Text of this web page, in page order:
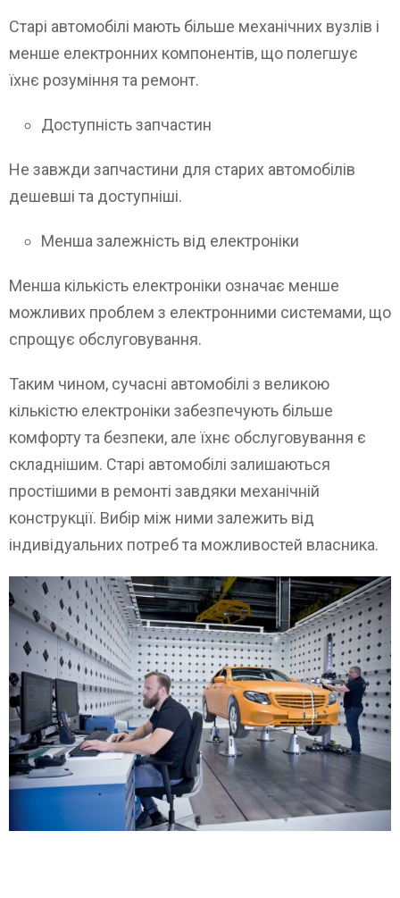
Старі автомобілі мають більше механічних вузлів і
менше електронних компонентів, що полегшує
їхнє розуміння та ремонт.
Доступність запчастин
Не завжди запчастини для старих автомобілів
дешевші та доступніші.
Менша залежність від електроніки
Менша кількість електроніки означає менше
можливих проблем з електронними системами, що
спрощує обслуговування.
Таким чином, сучасні автомобілі з великою
кількістю електроніки забезпечують більше
комфорту та безпеки, але їхнє обслуговування є
складнішим. Старі автомобілі залишаються
простішими в ремонті завдяки механічній
конструкції. Вибір між ними залежить від
індивідуальних потреб та можливостей власника.